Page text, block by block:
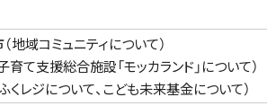
地域コミュニティについて）
て支援総合施設「モッカランド」について）
くレジについて、こども未来基金について）